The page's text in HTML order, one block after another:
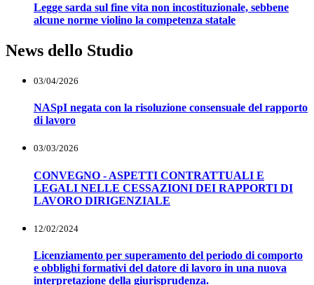
Legge sarda sul fine vita non incostituzionale, sebbene
alcune norme violino la competenza statale
News dello Studio
03/04/2026
NASpI negata con la risoluzione consensuale del rapporto
di lavoro
03/03/2026
CONVEGNO - ASPETTI CONTRATTUALI E
LEGALI NELLE CESSAZIONI DEI RAPPORTI DI
LAVORO DIRIGENZIALE
12/02/2024
Licenziamento per superamento del periodo di comporto
e obblighi formativi del datore di lavoro in una nuova
interpretazione della giurisprudenza.